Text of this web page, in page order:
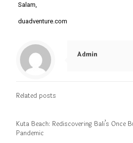
Salam,
duadventure.com
Admin
Related posts
Kuta Beach: Rediscovering Bali’s Once
Pandemic